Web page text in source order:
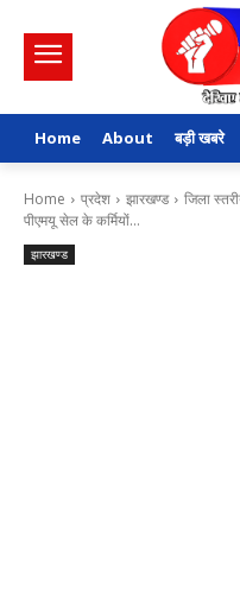
Home About बड़ी खबरे
Home प्रदेश झारखण्ड
जिला
पीएमयू सेल के कर्मियों...
झारखण्ड